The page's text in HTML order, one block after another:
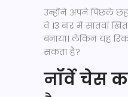
उन्होंने अपने पिछले छह
वे 13 बार में सातवां
बनाया। लेकिन यह
सकता है?
नॉर्वे चेस